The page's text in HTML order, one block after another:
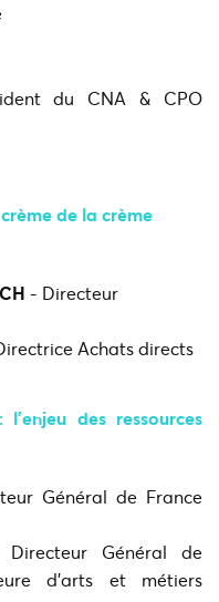
du CNA & CPO
de la crème
- Directeur
Achats directs
des ressources
Général de France
Général de
d'arts et métiers